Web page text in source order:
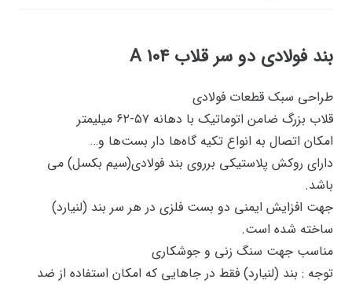
بند فولادی دو سر قلاب A 104
طراحی سبک قطعات فولادی
قلاب بزرگ ضامن اتوماتیک با دهانه ۵۷-۶۲ میلیمتر
امکان اتصال به انواع تکیه گاه‌ها دار بست‌ها و…
دارای روکش پلاستیکی برروی بند فولادی(سیم بکسل) می
باشد.
جهت افزایش ایمنی دو بست فلزی در هر سر بند (لنیارد)
ساخته شده است.
مناسب جهت سنگ زنی و جوشکاری
توجه : بند (لنیارد) فقط در جاهایی که امکان استفاده از ضد